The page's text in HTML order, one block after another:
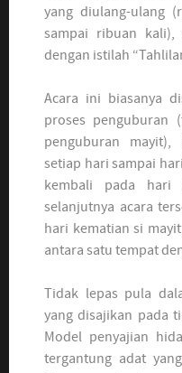
yang diulang-ulang
sampai ribuan kali),
dengan istilah
Acara ini biasanya
proses penguburan
penguburan mayit),
setiap hari sampai
kembali pada
selanjutnya acara
hari kematian si
antara satu tempat
Tidak lepas pula
yang disajikan pada
Model penyajian
tergantung adat